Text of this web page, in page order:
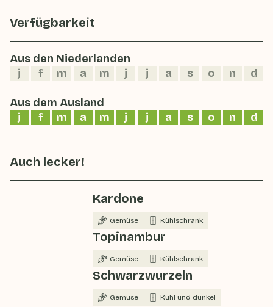
Verfügbarkeit
Aus den Niederlanden
j
f m a m j j a s o n d
Aus dem Ausland
j
f m a m j j a s o n d
Auch lecker!
Kardone
Gemüse Kühlschrank
Topinambur
Gemüse Kühlschrank
Schwarzwurzeln
Gemüse Kühl und dunkel